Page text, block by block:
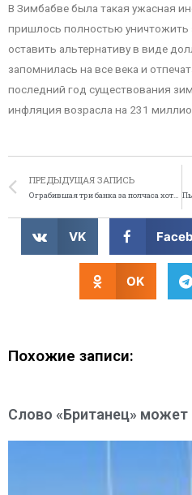
В Зимбабве была такая ужасная
пришлось полностью уничтожить
оставить альтернативу в виде
запомнилась на все века и
последний год существования
инфляция возрасла на 231
ПРЕДЫДУЩАЯ ЗАПИСЬ
Ограбившая три банка за полчаса хотела устроить вечеринку для дочери
VK
OK
Похожие записи:
Слово «Британец»